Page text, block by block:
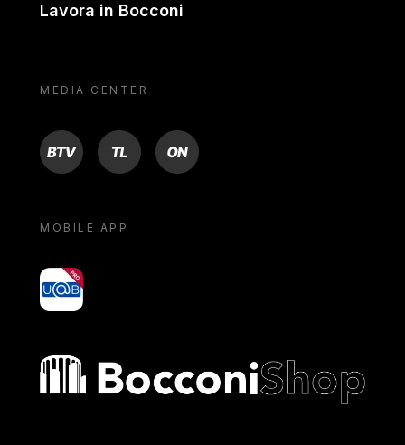
Lavora in Bocconi
MEDIA CENTER
BTV TL ON
MOBILE APP
yoU@B
Bocconi shop